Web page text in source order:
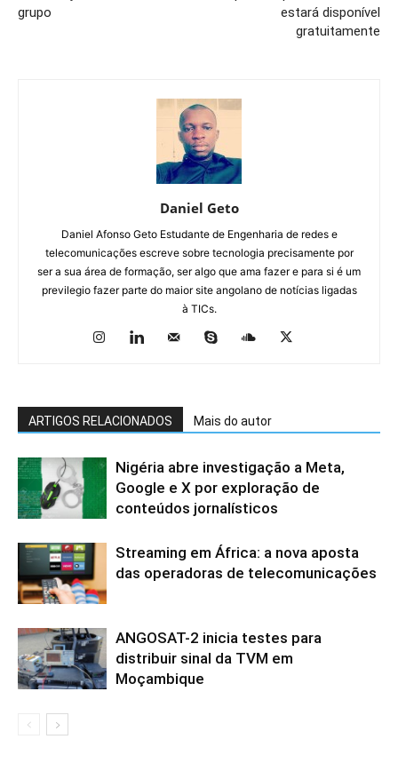
grupo
estará disponível
gratuitamente
Daniel Geto
Daniel Afonso Geto Estudante de Engenharia de redes e
telecomunicações escreve sobre tecnologia precisamente por
ser a sua área de formação, ser algo que ama fazer e para si é um
previlegio fazer parte do maior site angolano de notícias ligadas
à TICs.
ARTIGOS RELACIONADOS Mais do autor
Nigéria abre investigação a Meta,
Google e X por exploração de
conteúdos jornalísticos
Streaming em África: a nova aposta
das operadoras de telecomunicações
ANGOSAT-2 inicia testes para
distribuir sinal da TVM em
Moçambique